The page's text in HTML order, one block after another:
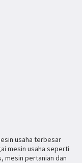
usaha terbesar
mesin usaha seperti
mesin pertanian dan